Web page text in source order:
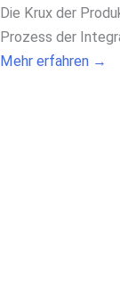
Die Krux der
Prozess der
Mehr erfahren →